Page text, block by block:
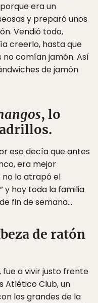
era un
y preparó unos
Vendió todo,
creerlo, hasta que
no comían jamón. Así
de jamón
, lo
eso decía que antes
era mejor
no lo atrapó el
y hoy toda la familia
fin de semana…
de ratón
fue a vivir justo frente
Atlético Club, un
los grandes de la